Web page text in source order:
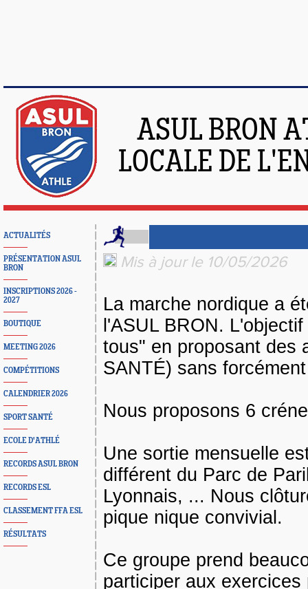
ASUL BRON
LOCALE DE
ACTUALITÉS
PRÉSENTATION ASUL
BRON
INSCRIPTIONS 2026 -
2027
BOUTIQUE
MEETING 2026
COMPÉTITIONS
CALENDRIER 2026
SPORT SANTÉ
ECOLE D'ATHLÉ
RECORDS ASUL BRON
RECORDS ESL
CLASSEMENT FFA ESL
RÉSULTATS
Mis à jour le 10/05/2026
La marche nordique a
l'ASUL BRON.
tous" en proposant des
SANTÉ) sans
Nous proposons 6
Une sortie mensuelle
différent du Parc de
Lyonnais, ... Nous
pique nique convivial.
Ce groupe prend
participer aux